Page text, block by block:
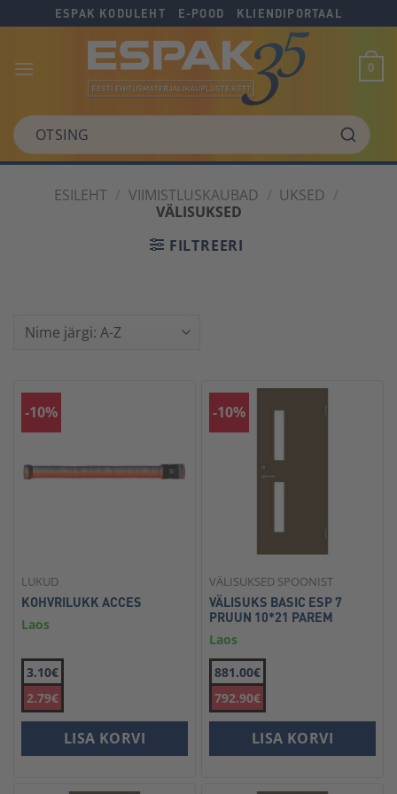
to
to
to
ESPAK KODULEHT E-POOD KLIENDIPORTAAL
OTSING
0
ESILEHT / VIIMISTLUSKAUBAD / UKSED /
VÄLISUKSED
FILTREERI
-10%
LUKUD
KOHVRILUKK ACCES
Laos
3.10€
2.79€
LISA KORVI
-10%
VÄLISUKSED SPOONIST
VÄLISUKS BASIC ESP 7
PRUUN 10*21 PAREM
Laos
881.00€
792.90€
LISA KORVI